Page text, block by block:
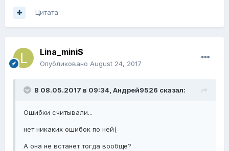
Цитата
Lina_miniS
Опубликовано August 24, 2017
В 08.05.2017 в 09:34, Андрей9526 сказал:
Ошибки считывали...
нет никаких ошибок по ней(
А она не встанет тогда вообще?